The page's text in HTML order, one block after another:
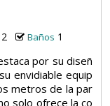
2 Baños 1
por su diseñ
envidiable equip
metros de la par
solo ofrece la co